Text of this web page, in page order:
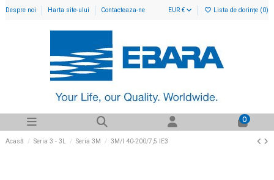
Despre noi Harta site-ului Contacteaza-ne EUR € Lista de dorințe (0)
0
Acasă Seria 3 - 3L Seria 3M 3M/I 40-200/7,5 IE3